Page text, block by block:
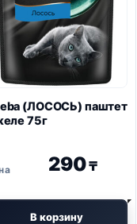
(ЛОСОСЬ) паштет
75г
290₸
В корзину